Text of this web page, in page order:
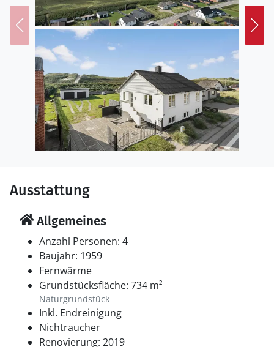
Ausstattung
Allgemeines
Anzahl Personen: 4
Baujahr: 1959
Fernwärme
Grundstücksfläche: 734 m²
Naturgrundstück
Inkl. Endreinigung
Nichtraucher
Renovierung: 2019